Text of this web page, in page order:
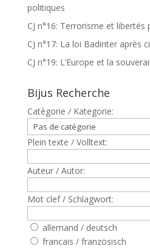
politiques
CJ n°16: Terrorisme et libertés
CJ n°17: La loi Badinter après
CJ n°19: L’Europe et la
Bijus Recherche
Catègorie / Kategorie:
Plein texte / Volltext:
Auteur / Autor:
Mot clef / Schlagwort:
allemand / deutsch
francais / französisch